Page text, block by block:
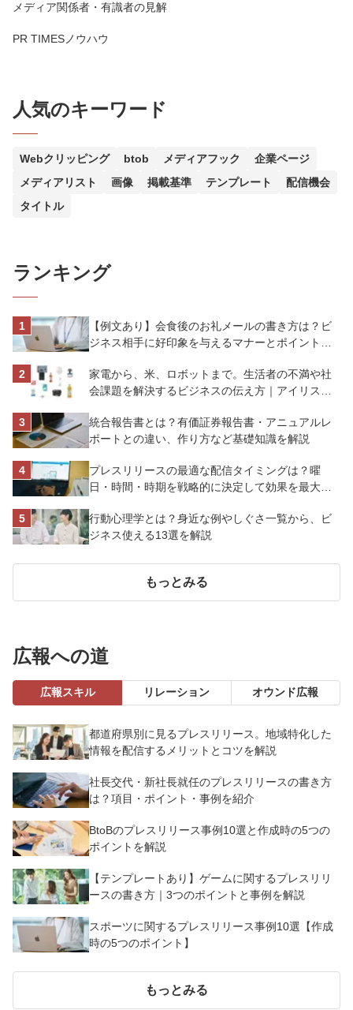
メディア関係者・有識者の見解
PR TIMESノウハウ
人気のキーワード
Webクリッピング btob メディアフック
企業ページ
メディアリスト
画像 掲載基準 テンプレート
配信機会
タイトル
ランキング
【例文あり】会食後のお礼メールの書き方は？ビ
ジネス相手に好印象を与えるマナーとポイントを
家電から、米、ロボットまで。生活者の不満や社
会課題を解決するビジネスの伝え方｜アイリスオ
統合報告書とは？有価証券報告書・アニュアルレ
ポートとの違い、作り方など基礎知識を解説
プレスリリースの最適な配信タイミングは？曜
日・時間・時期を戦略的に決定して効果を最大化
行動心理学とは？身近な例やしぐさ一覧から、ビ
ジネス使える13選を解説
もっとみる
広報への道
広報スキル リレーション オウンド広報
都道府県別に見るプレスリリース。地域特化した
情報を配信するメリットとコツを解説
社長交代・新社長就任のプレスリリースの書き方
は？項目・ポイント・事例を紹介
BtoBのプレスリリース事例10選と作成時の5つの
ポイントを解説
【テンプレートあり】ゲームに関するプレスリリ
ースの書き方｜3つのポイントと事例を解説
スポーツに関するプレスリリース事例10選【作成
時の5つのポイント】
もっとみる